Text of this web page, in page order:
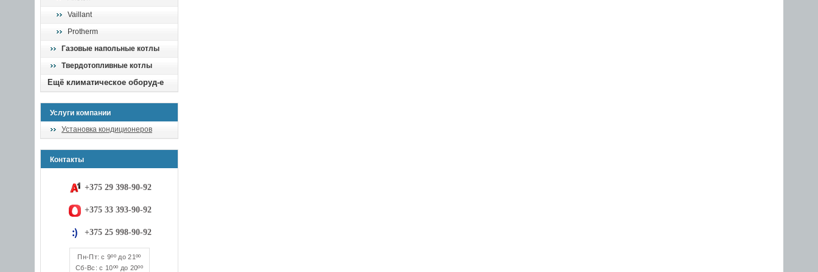
Vaillant
Protherm
Газовые напольные котлы
Твердотопливные котлы
Ещё климатическое оборуд-е
Услуги компании
Установка кондиционеров
Контакты
+375 29 398-90-92
+375 33 393-90-92
+375 25 998-90-92
Пн-Пт: с 9ºº до 21ºº
Сб-Вс: с 10ºº до 20ºº